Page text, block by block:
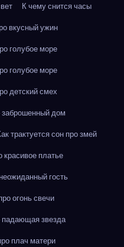
К чему снится часы
вкусный ужин
голубое море
голубое море
детский смех
заброшенный дом
трактуется сон про змей
красивое платье
гость
огонь свечи
падающая звезда
плач матери